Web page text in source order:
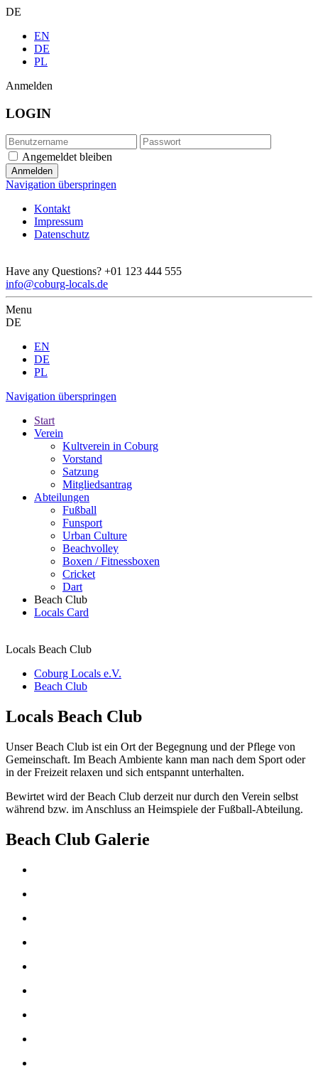
DE
EN
DE
PL
Anmelden
LOGIN
Angemeldet bleiben
Navigation überspringen
Kontakt
Impressum
Datenschutz
Have any Questions? +01 123 444 555
info@coburg-locals.de
Menu
DE
EN
DE
PL
Navigation überspringen
Start
Verein
Kultverein in Coburg
Vorstand
Satzung
Mitgliedsantrag
Abteilungen
Fußball
Funsport
Urban Culture
Beachvolley
Boxen / Fitnessboxen
Cricket
Dart
Beach Club
Locals Card
Locals Beach Club
Coburg Locals e.V.
Beach Club
Locals Beach Club
Unser Beach Club ist ein Ort der Begegnung und der Pflege von
Gemeinschaft. Im Beach Ambiente kann man nach dem Sport oder
in der Freizeit relaxen und sich entspannt unterhalten.
Bewirtet wird der Beach Club derzeit nur durch den Verein selbst
während bzw. im Anschluss an Heimspiele der Fußball-Abteilung.
Beach Club Galerie